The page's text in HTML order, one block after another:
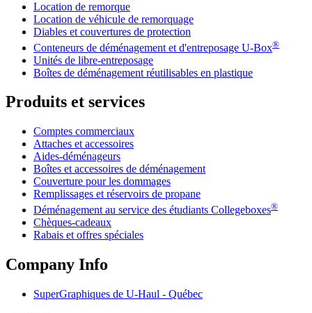
Location de remorque
Location de véhicule de remorquage
Diables et couvertures de protection
Conteneurs de déménagement et d'entreposage U-Box®
Unités de libre-entreposage
Boîtes de déménagement réutilisables en plastique
Produits et services
Comptes commerciaux
Attaches et accessoires
Aides-déménageurs
Boîtes et accessoires de déménagement
Couverture pour les dommages
Remplissages et réservoirs de propane
Déménagement au service des étudiants Collegeboxes®
Chèques-cadeaux
Rabais et offres spéciales
Company Info
SuperGraphiques de U-Haul - Québec